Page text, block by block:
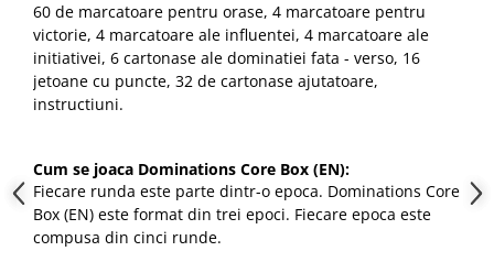
60 de marcatoare pentru orase, 4 marcatoare pentru
victorie, 4 marcatoare ale influentei, 4 marcatoare ale
initiativei, 6 cartonase ale dominatiei fata - verso, 16
jetoane cu puncte, 32 de cartonase ajutatoare,
instructiuni.
Cum se joaca Dominations Core Box (EN):
Fiecare runda este parte dintr-o epoca. Dominations Core
Box (EN) este format din trei epoci. Fiecare epoca este
compusa din cinci runde.